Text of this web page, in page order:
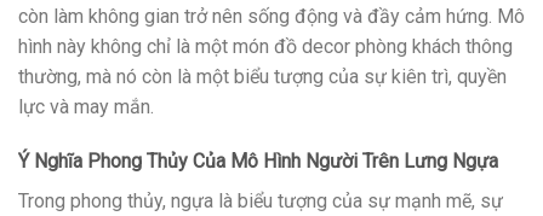
còn làm không gian trở nên sống động và đầy cảm hứng. Mô
hình này không chỉ là một món đồ decor phòng khách thông
thường, mà nó còn là một biểu tượng của sự kiên trì, quyền
lực và may mắn.
Ý Nghĩa Phong Thủy Của Mô Hình Người Trên Lưng Ngựa
Trong phong thủy, ngựa là biểu tượng của sự mạnh mẽ, sự